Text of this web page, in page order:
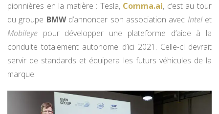
pionnières en la matière : Tesla, Comma.ai, c’est au tour
du groupe BMWd’annoncer son association avec Intelet
Mobileye pour développer une plateforme d’aide à la
conduite totalement autonome d’ici 2021. Celle-ci devrait
servir de standards et équipera les futurs véhicules de la
marque.